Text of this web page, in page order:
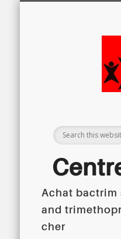
Achat bactrim
and
cher